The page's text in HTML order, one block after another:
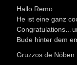
Hallo Remo
He ist eine ganz
Bude hinter dem
Gruzzos de Nöben